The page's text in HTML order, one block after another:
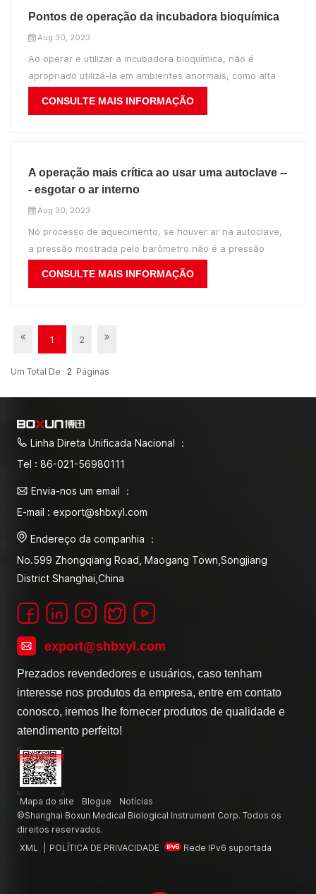
Pontos de operação da incubadora bioquímica
Aug 30, 2023
Ao operar e utilizar a incubadora bioquímica, não é
apropriado utilizá-la em ambientes anormais, como alta
evitar interferências, danos e perigo. Ao limpar a
CONSULTE MAIS INFORMAÇÃO
A operação mais crítica ao usar uma autoclave --
- esgotar o ar interno
Aug 30, 2023
No processo de aquecimento, se houver ar na autoclave,
a pressão mostrada pelo barômetro não é a pressão
temperatura do vapor misturado com o ar é inferior à do
CONSULTE MAIS INFORMAÇÃO
1 2
Um Total De 2 Páginas
Linha Direta Unificada Nacional ：
Tel : 86-021-56980111
Envia-nos um email ：
E-mail : export@shbxyl.com
Endereço da companhia ：
No.599 Zhongqiang Road, Maogang Town,Songjiang
District Shanghai,China
export@shbxyl.com
Prezados revendedores e usuários, caso tenham
interesse nos produtos da empresa, entre em contato
conosco, iremos lhe fornecer produtos de qualidade e
atendimento perfeito!
Mapa do site Blogue
Notícias
©Shanghai Boxun Medical Biological Instrument Corp. Todos os
direitos reservados.
XML
POLÍTICA DE PRIVACIDADE Rede IPv6 suportada